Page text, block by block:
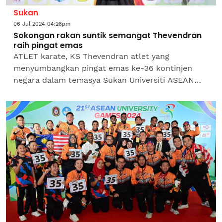
Sukan
06 Jul 2024 04:26pm
Sokongan rakan suntik semangat Thevendran
raih pingat emas
ATLET karate, KS Thevendran atlet yang
menyumbangkan pingat emas ke-36 kontinjen
negara dalam temasya Sukan Universiti ASEAN
sokongan rakan sepasukan membantunya...